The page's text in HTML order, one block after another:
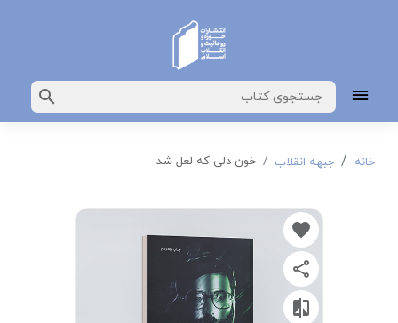
خانه جبهه انقلاب خون دلی که لعل شد